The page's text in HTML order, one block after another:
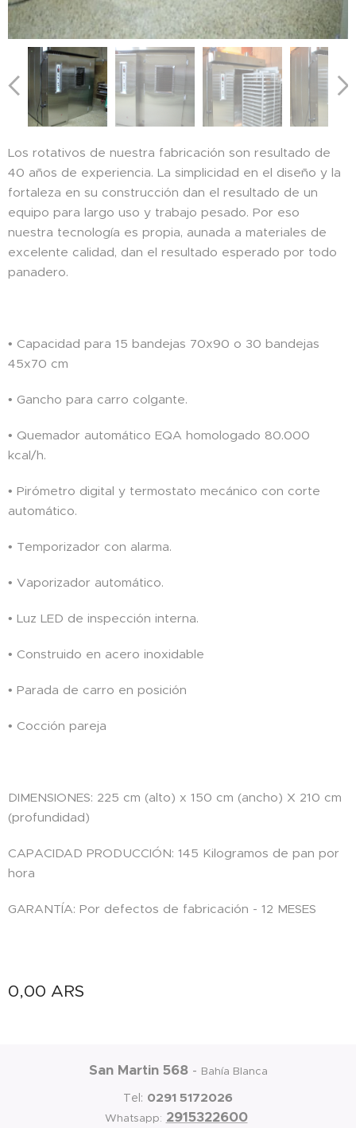
Los rotativos de nuestra fabricación son resultado de
40 años de experiencia. La simplicidad en el diseño y la
fortaleza en su construcción dan el resultado de un
equipo para largo uso y trabajo pesado. Por eso
nuestra tecnología es propia, aunada a materiales de
excelente calidad, dan el resultado esperado por todo
panadero.
• Capacidad para 15 bandejas 70x90 o 30 bandejas
45x70 cm
• Gancho para carro colgante.
• Quemador automático EQA homologado 80.000
kcal/h.
• Pirómetro digital y termostato mecánico con corte
automático.
• Temporizador con alarma.
• Vaporizador automático.
• Luz LED de inspección interna.
• Construido en acero inoxidable
• Parada de carro en posición
• Cocción pareja
DIMENSIONES: 225 cm (alto) x 150 cm (ancho) X 210 cm
(profundidad)
CAPACIDAD PRODUCCIÓN: 145 Kilogramos de pan por
hora
GARANTÍA: Por defectos de fabricación - 12 MESES
0,00 ARS
San Martin 568- Bahía Blanca
Tel: 0291 5172026
Whatsapp: 2915322600